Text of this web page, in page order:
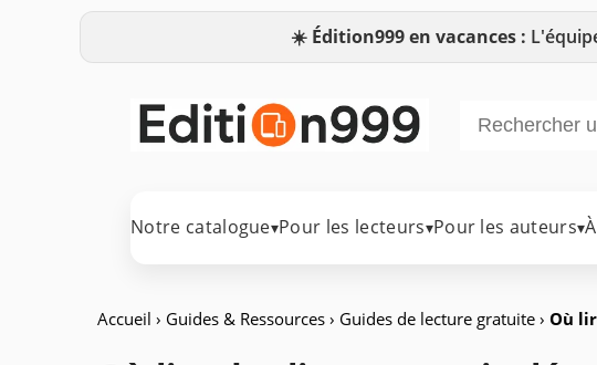
☀️ Édition999 en vacances :
Notre catalogue▾Pour les lecteurs▾Pour les auteurs▾
Accueil › Guides & Ressources › Guides de lecture gratuite › Où